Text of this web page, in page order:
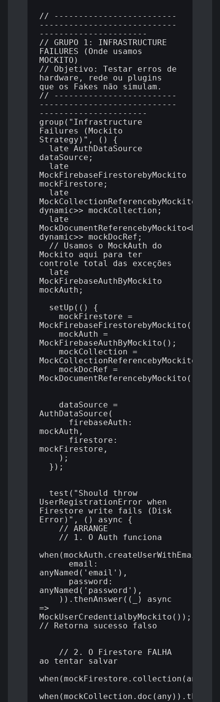
// -------------------------
----------------------------
----------------------
// GRUPO 1: INFRASTRUCTURE
FAILURES (Onde usamos
MOCKITO)
// Objetivo: Testar erros de
hardware, rede ou plugins
que os Fakes não simulam.
// -------------------------
----------------------------
----------------------
group("Infrastructure
Failures (Mockito
Strategy)", () {
late AuthDataSource
dataSource;
late
MockFirebaseFirestorebyMockito
mockFirestore;
late
dynamic>> mockCollection;
late
dynamic>> mockDocRef;
// Usamos o MockAuth do
Mockito aqui para ter
controle total das exceções
late
MockFirebaseAuthByMockito
mockAuth;
setUp(() {
mockFirestore =
MockFirebaseFirestorebyMockito();
mockAuth =
MockFirebaseAuthByMockito();
mockCollection =
MockCollectionReferencebyMockito();
mockDocRef =
MockDocumentReferencebyMockito();
dataSource =
AuthDataSource(
firebaseAuth:
mockAuth,
firestore:
mockFirestore,
);
});
test("Should throw
UserRegistrationError when
Firestore write fails (Disk
Error)", () async {
// ARRANGE
// 1. O Auth funciona
email:
anyNamed('email'),
password:
anyNamed('password'),
)).thenAnswer((_) async
=>
MockUserCredentialbyMockito());
// Retorna sucesso falso
// 2. O Firestore FALHA
ao tentar salvar